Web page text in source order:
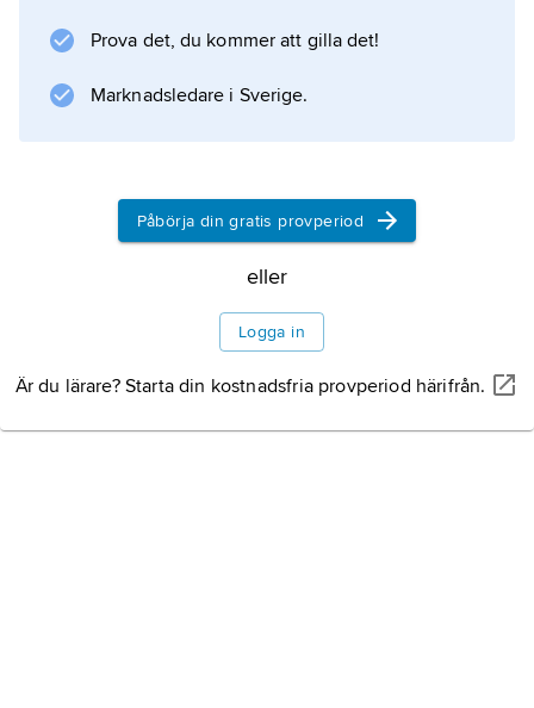
Prova det, du kommer att gilla det!
Marknadsledare i Sverige.
Påbörja din gratis provperiod
eller
Logga in
Är du lärare? Starta din kostnadsfria provperiod härifrån.